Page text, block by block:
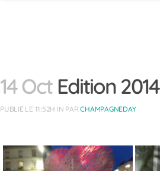
14 OctEdition 2014
PUBLIÉ LE 11:52H IN PARCHAMPAGNEDAY